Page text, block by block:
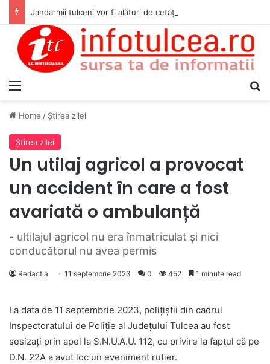
Home / Ştirea zilei
Ştirea zilei
Un utilaj agricol a provocat
un accident în care a fost
avariată o ambulanță
- ultilajul agricol nu era înmatriculat și nici
conducătorul nu avea permis
Redactia 11 septembrie 2023 0 452 1 minute read
La data de 11 septembrie 2023, polițiștii din cadrul
Inspectoratului de Poliție al Județului Tulcea au fost
sesizați prin apel la S.N.U.A.U. 112, cu privire la faptul că pe
D.N. 22A a avut loc un eveniment rutier.